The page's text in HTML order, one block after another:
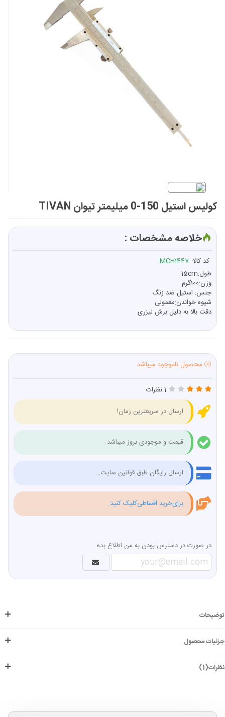
کولیس استیل 150-0 میلیمتر تیوان TIVAN
خلاصه مشخصات :
کد کالا: MCH1447
طول:15cm
وزن:100گرم
جنس: استیل ضد زنگ
شیوه خواندن:معمولی
دقت بالا به دلیل برش لیزری
محصول ناموجود میباشد
1 نظرات
ارسال در سریعترین زمان!
قیمت و موجودی بروز میباشد.
ارسال رایگان طبق قوانین سایت.
برای‌خرید اقساطی‌کلیک کنید.
در صورت در دسترس بودن به من اطلاع بده
توضیحات
جزئیات محصول
نظرات(1)